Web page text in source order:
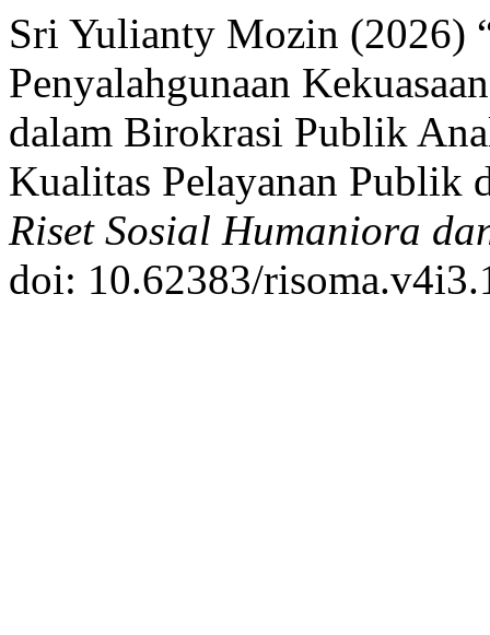
Sri Yulianty Mozin (2026)
Penyalahgunaan
dalam Birokrasi Publik
Kualitas Pelayanan Publik
Riset Sosial Humaniora
doi: 10.62383/